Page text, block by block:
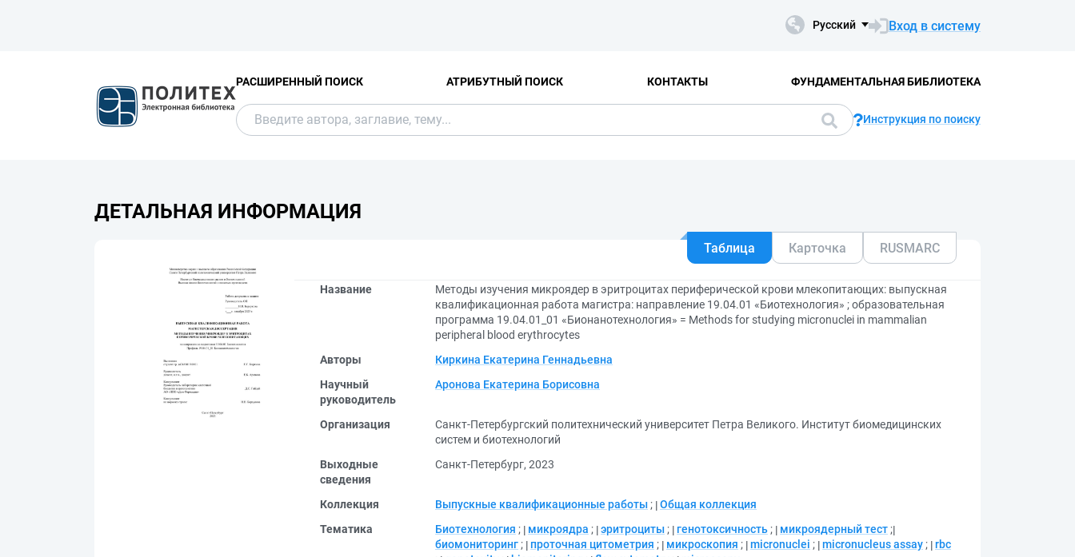
Русский Вход в систему
РАСШИРЕННЫЙ ПОИСК АТРИБУТНЫЙ ПОИСК КОНТАКТЫ ФУНДАМЕНТАЛЬНАЯ БИБЛИОТЕКА
Инструкция по поиску
ДЕТАЛЬНАЯ ИНФОРМАЦИЯ
Таблица Карточка RUSMARC
Название
Методы изучения микроядер в эритроцитах периферической крови млекопитающих: выпускная
квалификационная работа магистра: направление 19.04.01 «Биотехнология» ; образовательная
программа 19.04.01_01 «Бионанотехнология» = Methods for studying micronuclei in mammalian
peripheral blood erythrocytes
Авторы
Киркина Екатерина Геннадьевна
Научный
руководитель
Аронова Екатерина Борисовна
Организация
Санкт-Петербургский политехнический университет Петра Великого. Институт биомедицинских
систем и биотехнологий
Выходные
сведения
Санкт-Петербург, 2023
Коллекция Выпускные квалификационные работы ; Общая коллекция
Тематика
Биотехнология ; микроядра ; эритроциты ; генотоксичность ; микроядерный тест ;
биомониторинг ; проточная цитометрия ; микроскопия ; micronuclei ; micronucleus assay ; rbc